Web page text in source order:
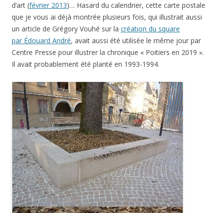
d’art (février 2013)… Hasard du calendrier, cette carte postale
que je vous ai déjà montrée plusieurs fois, qui illustrait aussi
un article de Grégory Vouhé sur la création du square
par Édouard André, avait aussi été utilisée le même jour par
Centre Presse pour illustrer la chronique « Poitiers en 2019 ».
Il avait probablement été planté en 1993-1994.